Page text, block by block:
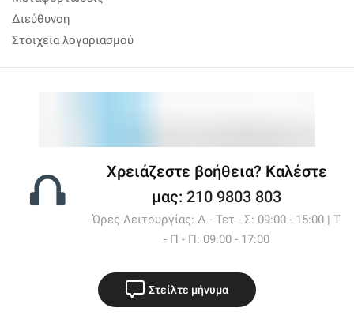
Διεύθυνση
Στοιχεία λογαριασμού
Χρειάζεστε βοήθεια? Καλέστε
μας: 210 9803 803
Ώρες Λειτουργίας: Δ - Τετ - Σ: 09:00 - 15:00 | Τ
- Π - Π: 09:00 - 17:00
Στείλτε μήνυμα